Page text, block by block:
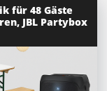
für 48 Gäste
JBL Partybox